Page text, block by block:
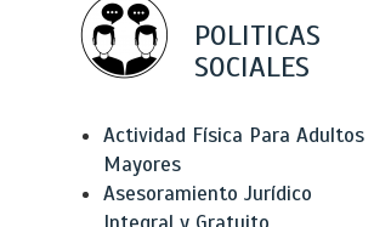
POLITICAS
SOCIALES
Actividad Física Para Adultos
Mayores
Asesoramiento Jurídico